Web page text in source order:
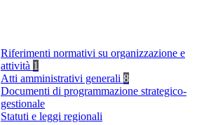
Riferimenti normativi su organizzazione e
attività 1
Atti amministrativi generali 8
Documenti di programmazione strategico-
gestionale
Statuti e leggi regionali